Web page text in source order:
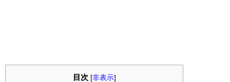
目次 [非表示]